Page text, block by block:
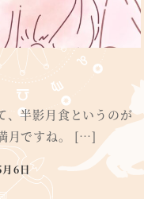
、半影月食というのが
月ですね。 […]
6日